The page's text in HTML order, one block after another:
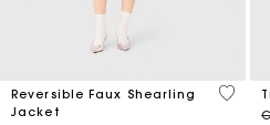
Reversible Faux Shearling
Jacket
4.8 out